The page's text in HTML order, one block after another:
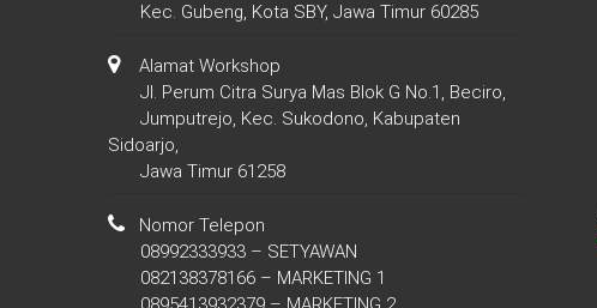
Kec. Gubeng, Kota SBY, Jawa Timur 60285
Alamat Workshop
Jl. Perum Citra Surya Mas Blok G No.1, Beciro,
Jumputrejo, Kec. Sukodono, Kabupaten
Sidoarjo,
Jawa Timur 61258
Nomor Telepon
08992333933 – SETYAWAN
082138378166 – MARKETING 1